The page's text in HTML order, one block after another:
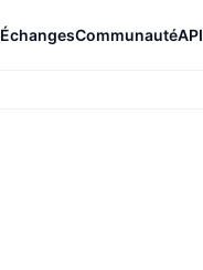
ÉchangesCommunautéAPI